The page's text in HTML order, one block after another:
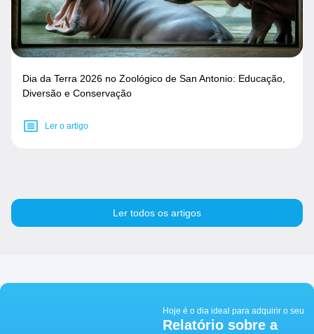
Dia da Terra 2026 no Zoológico de San Antonio: Educação,
Diversão e Conservação
Ler o artigo
Ler todos os artigos
Hoje é o dia ideal para adquirir o seu
Relatório sobre a